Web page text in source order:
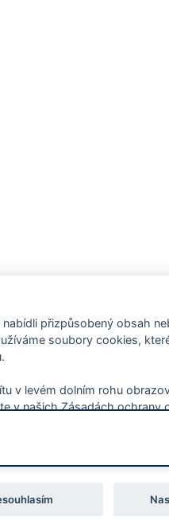
na kulturní a
přizpůsobený obsah
soubory cookies,
v levém dolním rohu
v našich Zásadách ochrany